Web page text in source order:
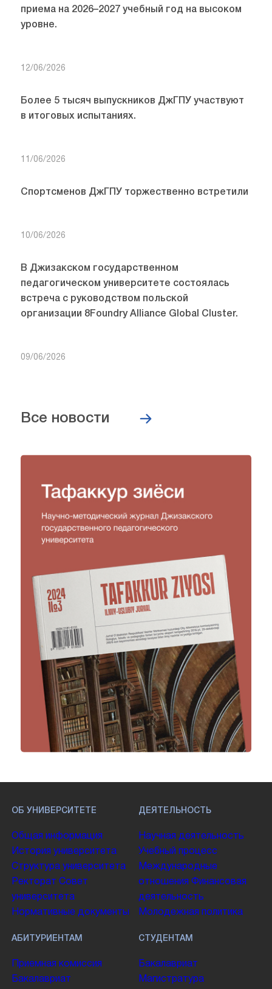
приема на 2026–2027 учебный год на высоком
уровне.
12/06/2026
Более 5 тысяч выпускников ДжГПУ участвуют
в итоговых испытаниях.
11/06/2026
Спортсменов ДжГПУ торжественно встретили
10/06/2026
В Джизакском государственном
педагогическом университете состоялась
встреча с руководством польской
организации 8Foundry Alliance Global Cluster.
09/06/2026
Все новости
ОБ УНИВЕРСИТЕТЕ
Общая информация
История университета
Структура университета
Ректорат Совет
университета
Нормативные документы
ДЕЯТЕЛЬНОСТЬ
Научная деятельность
Учебный процесс
Международные
отношения Финансовая
деятельность
Молодежная политика
АБИТУРИЕНТАМ
Приемная комиссия
Бакалавриат
СТУДЕНТАМ
Бакалавриат
Магистратура